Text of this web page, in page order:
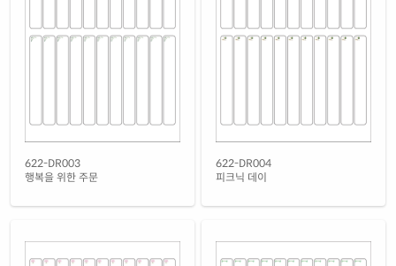
622-DR003
행복을 위한 주문
622-DR004
피크닉 데이